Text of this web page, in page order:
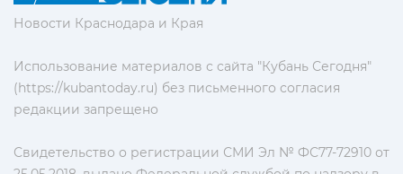
Новости Краснодара и Края
Использование материалов с сайта "Кубань Сегодня"
(https://kubantoday.ru) без письменного согласия
редакции запрещено
Свидетельство о регистрации СМИ Эл № ФС77-72910 от